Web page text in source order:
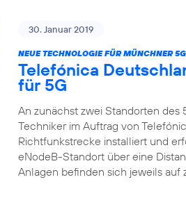
30. Januar 2019
NEUE TECHNOLOGIE FÜR MÜNCHNER
Telefónica
für 5G
An zunächst zwei Standorten
Techniker im Auftrag von
Richtfunkstrecke installiert und
eNodeB-Standort über eine
Anlagen befinden sich jeweils